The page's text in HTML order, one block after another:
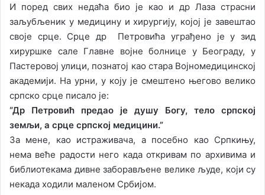
И поред свих недаћа био је као и др Лаза страсни
заљубљеник у медицину и хирургију, којој је завештао
своје срце. Срце др Петровића уграђено је у зид
хируршке сале Главне војне болнице у Београду, у
Пастеровој улици, познатој као стара Војномедицинској
академији. На урни, у коју је смештено његово велико
српско срце писало је:
“Др Петровић предао је душу Богу, тело српској
земљи, а срце српској медицини.”
За мене, као истраживача, а посебно као Српкињу,
нема веће радости него када откривам по архивима и
библиотекама дивне заборављене велике људе, који су
некада ходили маленом Србијом.